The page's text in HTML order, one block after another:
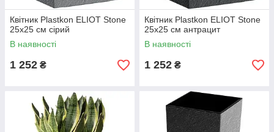
Квітник Plastkon ELIOT Stone
25x25 см сірий
В наявності
1 252 ₴
Квітник Plastkon ELIOT Stone
25x25 см антрацит
В наявності
1 252 ₴